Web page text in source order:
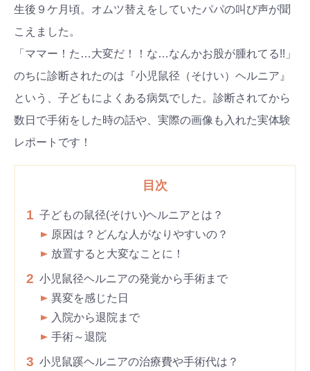
生後９ケ月頃。オムツ替えをしていたパパの叫び声が聞
こえました。
「ママー！た…大変だ！！な…なんかお股が腫れてる!!」
のちに診断されたのは『小児鼠径（そけい）ヘルニア』
という、子どもによくある病気でした。診断されてから
数日で手術をした時の話や、実際の画像も入れた実体験
レポートです！
目次
1 子どもの鼠径(そけい)ヘルニアとは？
原因は？どんな人がなりやすいの？
放置すると大変なことに！
2 小児鼠径ヘルニアの発覚から手術まで
異変を感じた日
入院から退院まで
手術～退院
3 小児鼠蹊ヘルニアの治療費や手術代は？